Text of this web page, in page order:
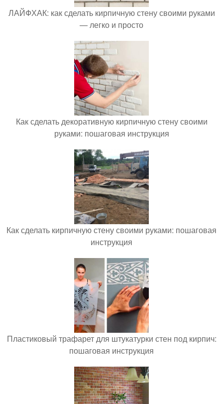
ЛАЙФХАК: как сделать кирпичную стену своими руками
— легко и просто
Как сделать декоративную кирпичную стену своими
руками: пошаговая инструкция
Как сделать кирпичную стену своими руками: пошаговая
инструкция
Пластиковый трафарет для штукатурки стен под кирпич:
пошаговая инструкция